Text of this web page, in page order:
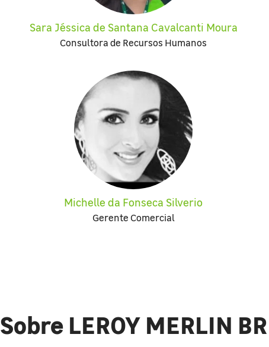
Sara Jéssica de Santana Cavalcanti Moura
Consultora de Recursos Humanos
Michelle da Fonseca Silverio
Gerente Comercial
Sobre LEROY MERLIN BR